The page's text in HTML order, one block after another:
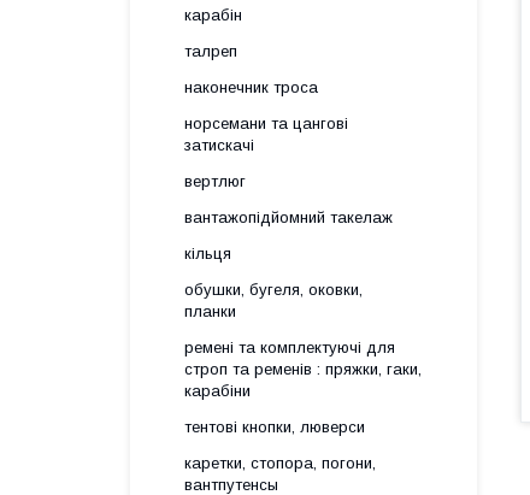
карабін
талреп
наконечник троса
норсемани та цангові
затискачі
вертлюг
вантажопідйомний такелаж
кільця
обушки, бугеля, оковки,
планки
ремені та комплектуючі для
строп та ременів : пряжки, гаки,
карабіни
тентові кнопки, люверси
каретки, стопора, погони,
вантпутенсы